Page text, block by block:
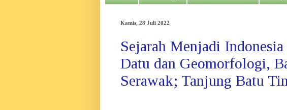
Kamis, 28 Juli 2022
Sejarah Menjadi
Datu dan Geomorfologi,
Serawak; Tanjung Batu